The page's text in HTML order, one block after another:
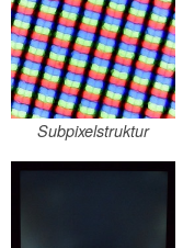
Subpixelstruktur